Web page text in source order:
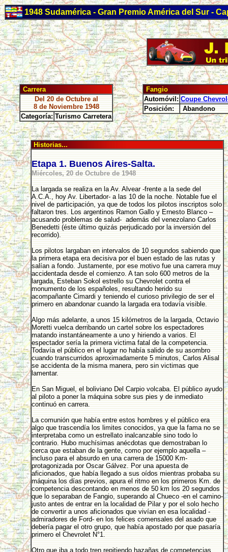
1948 Sudamérica - Gran Premio América del Sur -
Carrera
Del 20 de Octubre al
8 de Noviembre 1948
Categoría: Turismo Carretera
Fangio
Automóvil: Coupe
Posición:
Abandono
Historias...
Etapa 1. Buenos Aires-Salta.
Miércoles, 20 de Octubre de 1948
La largada se realiza en la Av. Alvear -frente a la sede del
A.C.A., hoy Av. Libertador- a las 10 de la noche. Notable fue el
nivel de participación, ya que de todos los pilotos inscriptos solo
faltaron tres. Los argentinos Ramon Gallo y Ernesto Blanco –
acusando problemas de salud- además del venezolano Carlos
Benedetti (éste último quizás perjudicado por la inversión del
recorrido).
Los pilotos largaban en intervalos de 10 segundos sabiendo que
la primera etapa era decisiva por el buen estado de las rutas y
salían a fondo. Justamente, por ese motivo fue una carrera muy
accidentada desde el comienzo. A tan solo 600 metros de la
largada, Esteban Sokol estrello su Chevrolet contra el
monumento de los españoles, resultando herido su
acompañante Cimardi y teniendo el curioso privilegio de ser el
primero en abandonar cuando la largada era todavía visible.
Algo más adelante, a unos 15 kilómetros de la largada, Octavio
Moretti vuelca derribando un cartel sobre los espectadores
matando instantáneamente a uno y hiriendo a varios. El
espectador sería la primera victima fatal de la competencia.
Todavía el público en el lugar no había salido de su asombro
cuando transcurridos aproximadamente 5 minutos, Carlos Alisal
se accidenta de la misma manera, pero sin victimas que
lamentar.
En San Miguel, el boliviano Del Carpio volcaba. El público ayudo
al piloto a poner la máquina sobre sus pies y de inmediato
continuó en carrera.
La comunión que había entre estos hombres y el público era
algo que trascendía los limites conocidos, ya que la fama no se
interpretaba como un estrellato inalcanzable sino todo lo
contrario. Hubo muchísimas anécdotas que demostraban lo
cerca que estaban de la gente, como por ejemplo aquella –
incluso para el absurdo en una carrera de 15000 Km-
protagonizada por Oscar Gálvez. Por una apuesta de
aficionados, que había llegado a sus oídos mientras probaba su
máquina los días previos, apura el ritmo en los primeros Km. de
competencia descontando en menos de 50 km los 20 segundos
que lo separaban de Fangio, superando al Chueco -en el camino-
justo antes de entrar en la localidad de Pilar y por el solo hecho
de convertir a unos aficionados que vivían en esa localidad -
admiradores de Ford- en los felices comensales del asado que
debería pagar el otro grupo, que había apostado por que pasaría
primero el Chevrolet N°1.
Otro que iba a todo tren repitiendo hazañas de competencias